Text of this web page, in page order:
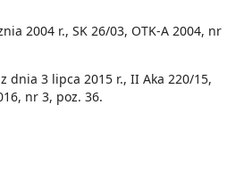
2004 r., SK 26/03, OTK-A 2004, nr
dnia 3 lipca 2015 r., II Aka 220/15,
nr 3, poz. 36.